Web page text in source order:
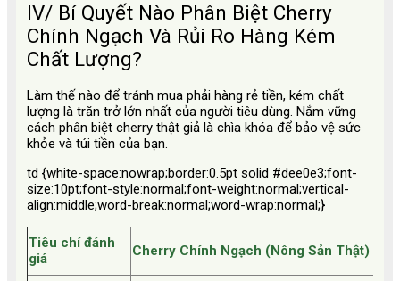
IV/ Bí Quyết Nào Phân Biệt Cherry
Chính Ngạch Và Rủi Ro Hàng Kém
Chất Lượng?
Làm thế nào để tránh mua phải hàng rẻ tiền, kém chất
lượng là trăn trở lớn nhất của người tiêu dùng. Nắm vững
cách phân biệt cherry thật giả là chìa khóa để bảo vệ sức
khỏe và túi tiền của bạn.
td {white-space:nowrap;border:0.5pt solid #dee0e3;font-
size:10pt;font-style:normal;font-weight:normal;vertical-
align:middle;word-break:normal;word-wrap:normal;}
Tiêu chí đánh
giá
Cherry Chính Ngạch (Nông Sản Thật)